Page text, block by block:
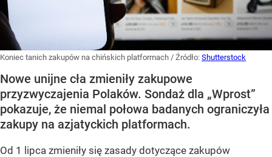
Koniec tanich zakupów na chińskich platformach / Źródło: Shutterstock
Nowe unijne cła zmieniły zakupowe
przyzwyczajenia Polaków. Sondaż dla „Wprost”
pokazuje, że niemal połowa badanych ograniczyła
zakupy na azjatyckich platformach.
Od 1 lipca zmieniły się zasady dotyczące zakupów